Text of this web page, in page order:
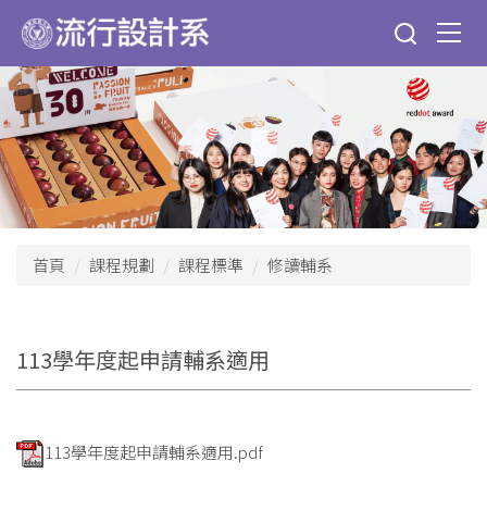
到
主
要
內
容
區
首頁 課程規劃 課程標準 修讀輔系
113學年度起申請輔系適用
113學年度起申請輔系適用.pdf